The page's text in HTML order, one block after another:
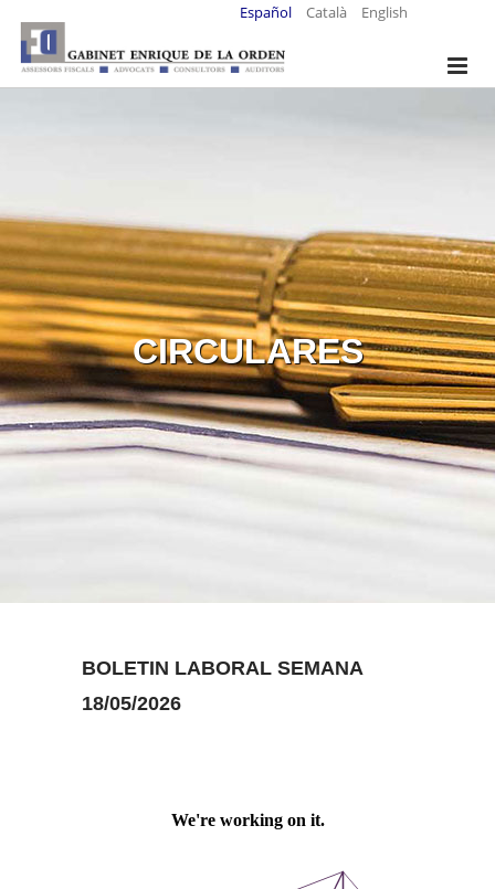
Español Català English
CIRCULARES
BOLETIN LABORAL SEMANA
18/05/2026